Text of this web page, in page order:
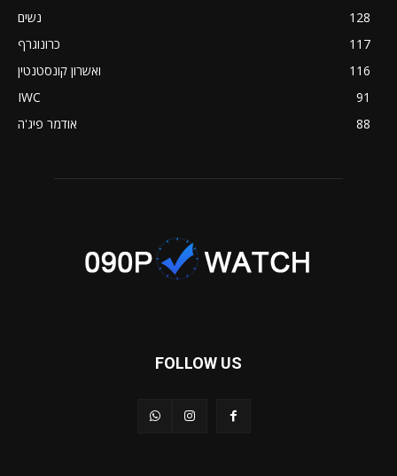
נשים
128
כרונוגרף
117
ואשרון קונסטנטין
116
IWC
91
אודמר פיג'ה
88
FOLLOW US